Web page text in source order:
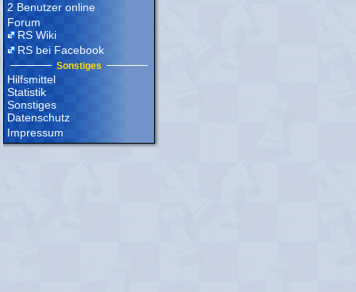
2 Benutzer online
Forum
RS Wiki
RS bei Facebook
Sonstiges
Hilfsmittel
Statistik
Sonstiges
Datenschutz
Impressum